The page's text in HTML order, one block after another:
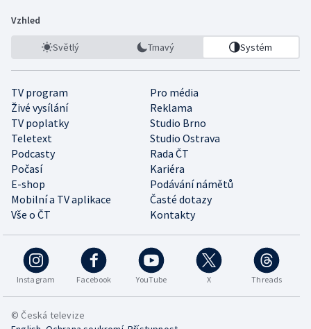
Vzhled
Světlý Tmavý Systém
TV program
Pro média
Živé vysílání
Reklama
TV poplatky
Studio Brno
Teletext
Studio Ostrava
Podcasty
Rada ČT
Počasí
Kariéra
E-shop
Podávání námětů
Mobilní a TV aplikace
Časté dotazy
Vše o ČT
Kontakty
Instagram Facebook YouTube X Threads
© Česká televize